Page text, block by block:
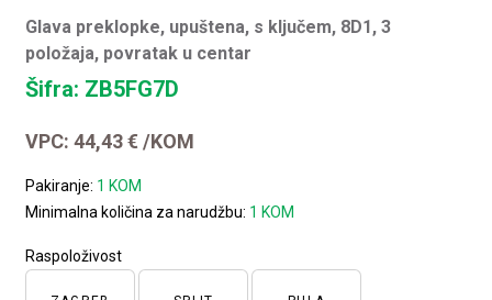
Glava preklopke, upuštena, s ključem, 8D1, 3
položaja, povratak u centar
Šifra: ZB5FG7D
VPC:44,43€ /KOM
Pakiranje: 1 KOM
Minimalna količina za narudžbu: 1 KOM
Raspoloživost